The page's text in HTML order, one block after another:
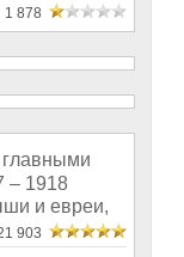
1 878
– 1918
и евреи,
903